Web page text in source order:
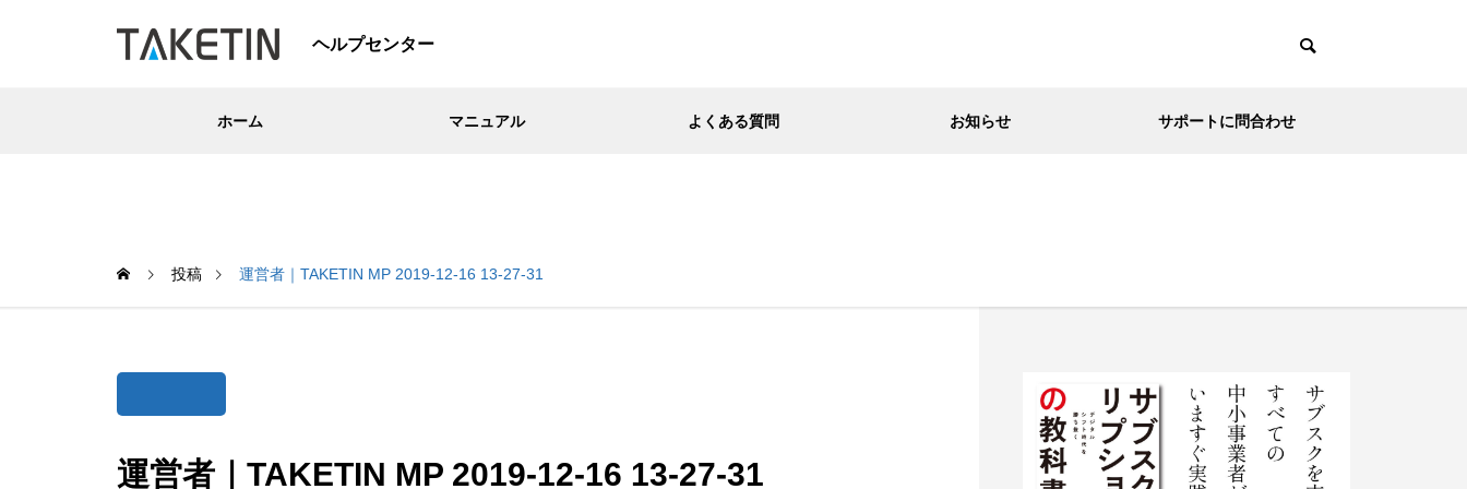
ヘルプセンター
ホーム マニュアル よくある質問 お知らせ サポートに問合わせ
投稿 運営者｜TAKETIN MP 2019-12-16 13-27-31
運営者｜TAKETIN MP 2019-12-16 13-27-31